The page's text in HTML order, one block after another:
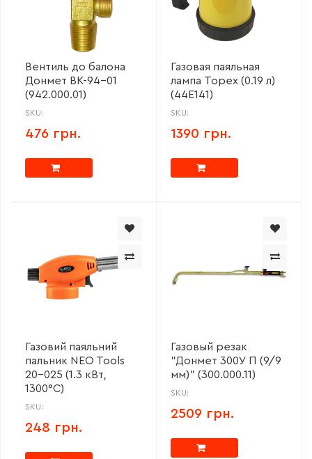
Вентиль до балона
Донмет ВК-94-01
(942.000.01)
SKU:
476 грн.
Газовая паяльная
лампа Topex (0.19 л)
(44E141)
SKU:
1390 грн.
Газовий паяльний
пальник NEO Tools
20-025 (1.3 кВт,
1300°C)
SKU:
248 грн.
Газовый резак
"Донмет 300У П (9/9
мм)" (300.000.11)
SKU:
2509 грн.